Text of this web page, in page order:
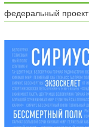
федеральный проект